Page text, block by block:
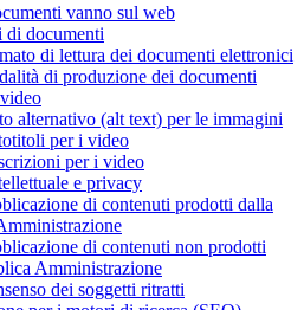
vanno sul web
di documenti
di lettura dei documenti elettronici
di produzione dei documenti
alternativo (alt text) per le immagini
per i video
per i video
e privacy
di contenuti prodotti dalla
di contenuti non prodotti
Amministrazione
dei soggetti ritratti